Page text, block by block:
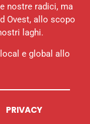
nostre radici, ma
Ovest, allo scopo
laghi.
e global allo
PRIVACY